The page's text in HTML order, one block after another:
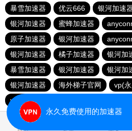
暴雪加速器
优云666 银河加速
银河加速器
蜜蜂加速器
原子加速器
银河加速器
银河加速器
橘子加速器 银河加
暴雪加速器
银河加速器 银河加
银河加速器
海外梯子官网
vp(
vp(永久免费)加速器
永久免费使用的加速器